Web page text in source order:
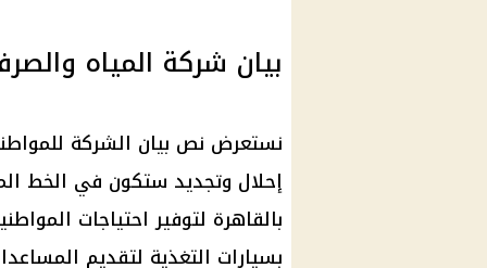
بيان شركة المياه
نستعرض نص بيان الشركة
إحلال وتجديد ستكون في الخط
بالقاهرة لتوفير احتياجات
بسيارات التغذية لتقديم